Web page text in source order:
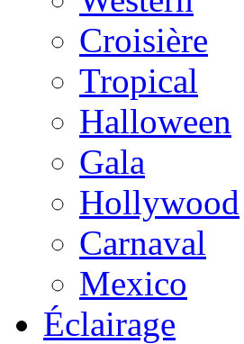
Croisière
Tropical
Halloween
Gala
Hollywood
Carnaval
Mexico
Éclairage